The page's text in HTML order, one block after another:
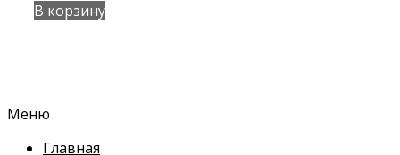
В корзину
Меню
Главная